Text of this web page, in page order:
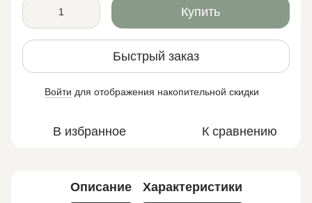
Купить
Быстрый заказ
Войти для отображения накопительной скидки
В избранное К сравнению
Описание Характеристики